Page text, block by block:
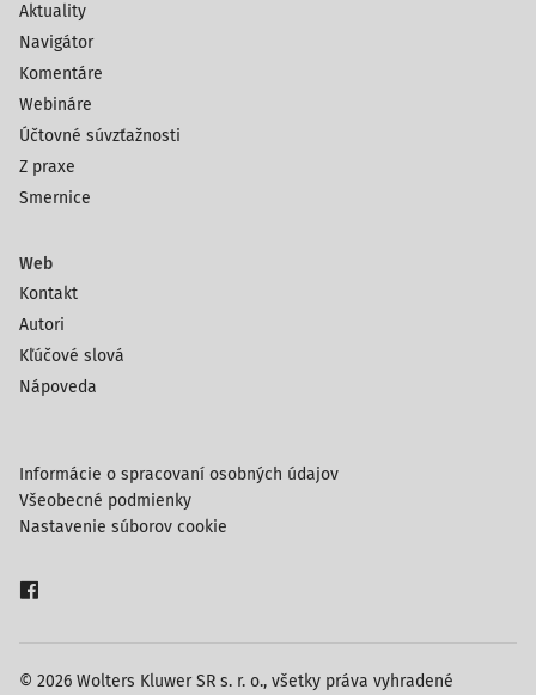
Aktuality
Navigátor
Komentáre
Webináre
Účtovné súvzťažnosti
Z praxe
Smernice
Web
Kontakt
Autori
Kľúčové slová
Nápoveda
© 2026 Wolters Kluwer SR s. r. o., všetky práva vyhradené
Informácie o spracovaní osobných údajov
Všeobecné podmienky
Nastavenie súborov cookie